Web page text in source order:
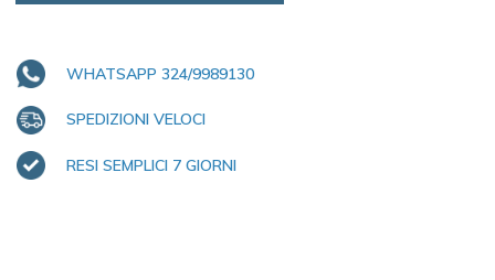
WHATSAPP 324/9989130
SPEDIZIONI VELOCI
RESI SEMPLICI 7 GIORNI